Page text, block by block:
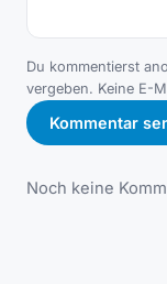
Du kommentierst
vergeben. Keine E-
Kommentar
Noch keine